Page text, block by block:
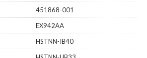
451868-001
EX942AA
HSTNN-IB40